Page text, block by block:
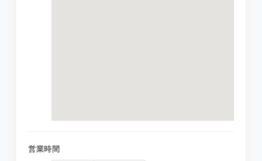
営業時間